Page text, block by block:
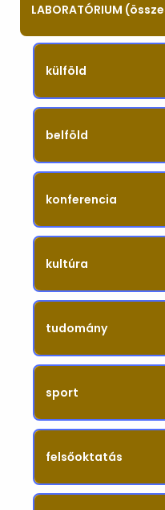
LABORATÓRIUM
külföld
belföld
konferencia
kultúra
tudomány
sport
felsőoktatás